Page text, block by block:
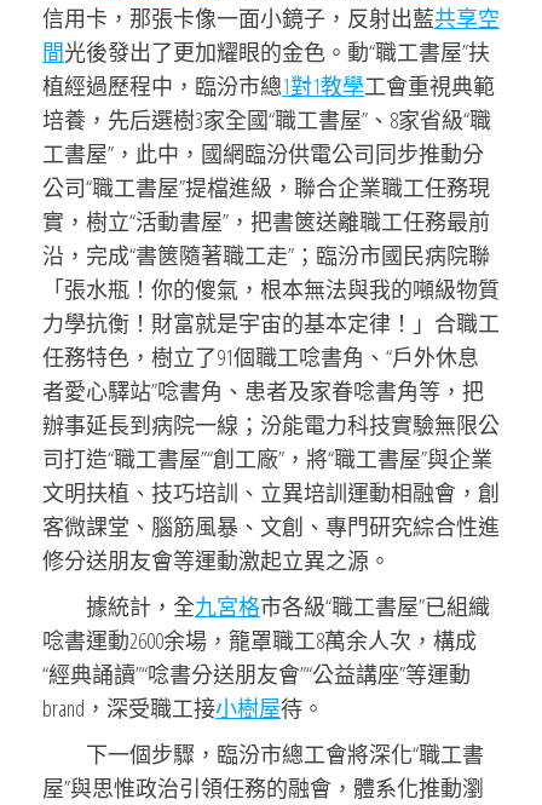
信用卡，那張卡像一面小鏡子，反射出藍共享空
間光後發出了更加耀眼的金色。動“職工書屋”扶
植經過歷程中，臨汾市總1對1教學工會重視典範
培養，先后選樹3家全國“職工書屋”、8家省級“職
工書屋”，此中，國網臨汾供電公司同步推動分
公司“職工書屋”提檔進級，聯合企業職工任務現
實，樹立“活動書屋”，把書篋送離職工任務最前
沿，完成“書篋隨著職工走”；臨汾市國民病院聯
「張水瓶！你的傻氣，根本無法與我的噸級物質
力學抗衡！財富就是宇宙的基本定律！」合職工
任務特色，樹立了91個職工唸書角、“戶外休息
者愛心驛站”唸書角、患者及家眷唸書角等，把
辦事延長到病院一線；汾能電力科技實驗無限公
司打造“職工書屋”“創工廠”，將“職工書屋”與企業
文明扶植、技巧培訓、立異培訓運動相融會，創
客微課堂、腦筋風暴、文創、專門研究綜合性進
修分送朋友會等運動激起立異之源。
據統計，全九宮格市各級“職工書屋”已組織
唸書運動2600余場，籠罩職工8萬余人次，構成
“經典誦讀”“唸書分送朋友會”“公益講座”等運動
brand，深受職工接小樹屋待。
下一個步驟，臨汾市總工會將深化“職工書
屋”與思惟政治引領任務的融會，體系化推動瀏